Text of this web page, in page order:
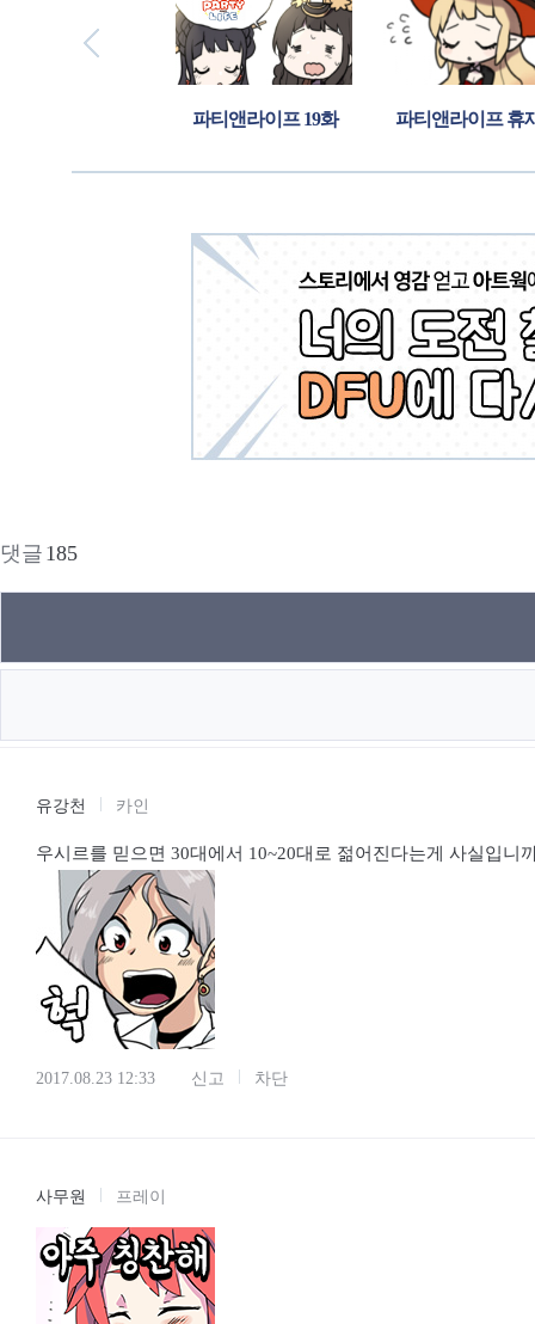
파티앤라이프 19화 파티앤라이프 휴
댓글185
유강천 카인
우시르를 믿으면 30대에서 10~20대로 젊어진다는게 사실입니까
2017.08.23 12:33 신고 차단
사무원 프레이